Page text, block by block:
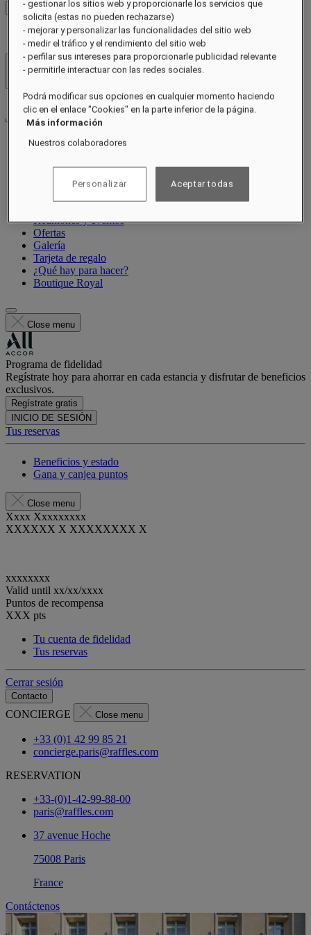
Ver tarifas
Hoteles y resorts
Habitaciones y suites
Restaurantes
Reuniones y eventos
Ofertas
Galería
Tarjeta de regalo
¿Qué hay para hacer?
Boutique Royal
Close menu
Programa de fidelidad
Regístrate hoy para ahorrar en cada estancia y disfrutar de beneficios
exclusivos.
Regístrate gratis
INICIO DE SESIÓN
Tus reservas
Beneficios y estado
Gana y canjea puntos
Close menu
Xxxx Xxxxxxxxx
XXXXXX X XXXXXXXX X
xxxxxxxx
Valid until xx/xx/xxxx
Puntos de recompensa
XXX pts
Tu cuenta de fidelidad
Tus reservas
Cerrar sesión
Contacto
CONCIERGE Close menu
+33 (0)1 42 99 85 21
concierge.paris@raffles.com
RESERVATION
+33-(0)1-42-99-88-00
paris@raffles.com
37 avenue Hoche
75008 Paris
France
Contáctenos
- gestionar los sitios web y proporcionarle los servicios que
solicita (estas no pueden rechazarse)
- mejorar y personalizar las funcionalidades del sitio web
- medir el tráfico y el rendimiento del sitio web
- perfilar sus intereses para proporcionarle publicidad relevante
- permitirle interactuar con las redes sociales.
Podrá modificar sus opciones en cualquier momento haciendo
clic en el enlace "Cookies" en la parte inferior de la página.
Más información
Nuestros colaboradores
Personalizar Aceptar todas